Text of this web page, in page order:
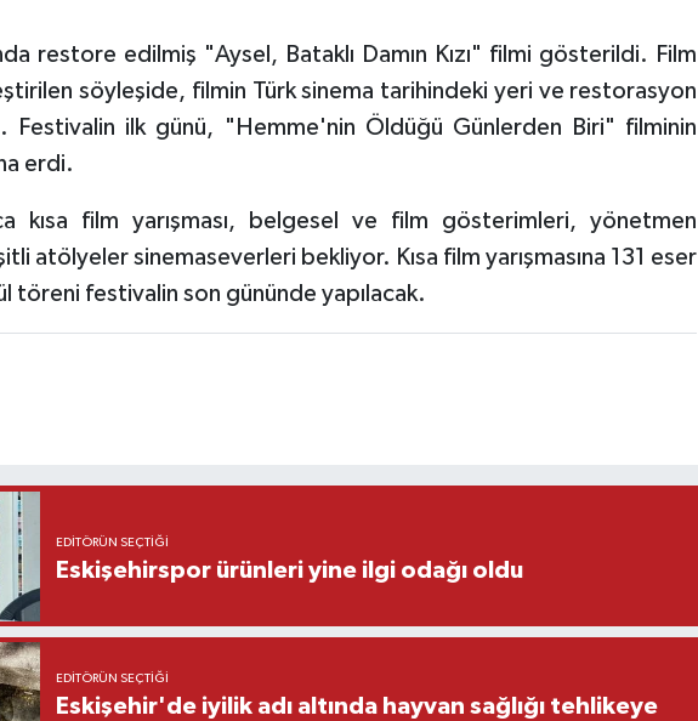
restore edilmiş "Aysel, Bataklı Damın Kızı" filmi gösterildi. Film
söyleşide, filmin Türk sinema tarihindeki yeri ve restorasyon
Festivalin ilk günü, "Hemme'nin Öldüğü Günlerden Biri" filminin
erdi.
kısa film yarışması, belgesel ve film gösterimleri, yönetmen
atölyeler sinemaseverleri bekliyor. Kısa film yarışmasına 131 eser
töreni festivalin son gününde yapılacak.
EDITÖRÜN SEÇTIĞI
Eskişehirspor ürünleri yine ilgi odağı oldu
EDITÖRÜN SEÇTIĞI
Eskişehir'de iyilik adı altında hayvan sağlığı tehlikeye